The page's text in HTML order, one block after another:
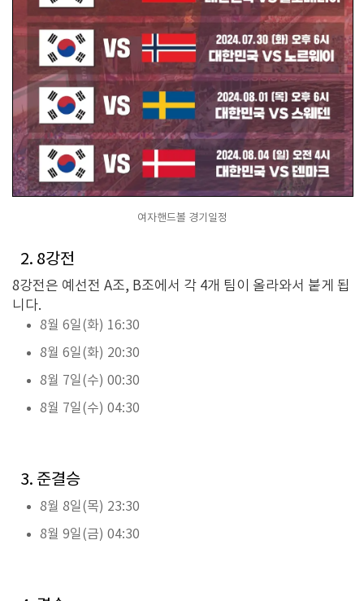
여자핸드볼 경기일정
2. 8강전
8강전은 예선전 A조, B조에서 각 4개 팀이 올라와서 붙게 됩
니다.
8월 6일(화) 16:30
8월 6일(화) 20:30
8월 7일(수) 00:30
8월 7일(수) 04:30
3. 준결승
8월 8일(목) 23:30
8월 9일(금) 04:30